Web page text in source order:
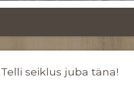
Telli seiklus juba täna!